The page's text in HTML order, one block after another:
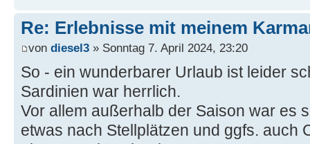
Re: Erlebnisse mit meinem
von diesel3 » Sonntag 7. April 2024, 23:20
So - ein wunderbarer Urlaub ist leider
Sardinien war herrlich.
Vor allem außerhalb der Saison war es
etwas nach Stellplätzen und ggfs. auch